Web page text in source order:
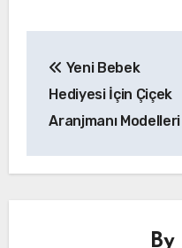
gezinmesi
Yeni Bebek
Hediyesi İçin Çiçek
Aranjmanı Modelleri
By